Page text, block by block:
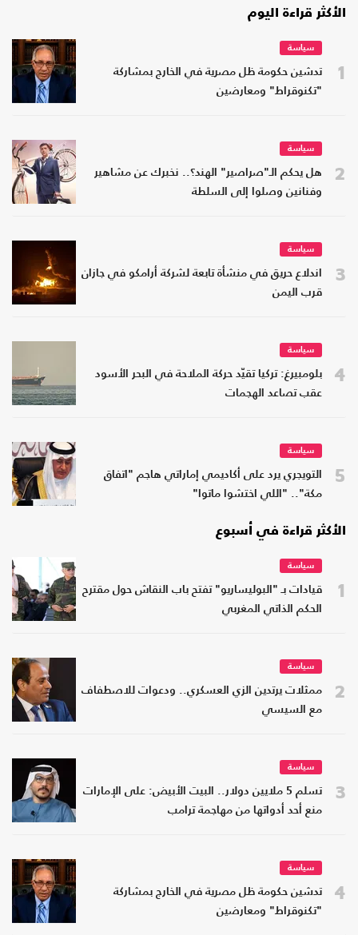
الأكثر قراءة اليوم
1
سياسة
تدشين حكومة ظل مصرية في الخارج بمشاركة
"تكنوقراط" ومعارضين
2
سياسة
هل يحكم الـ"صراصير" الهند؟.. نخبرك عن مشاهير
وفنانين وصلوا إلى السلطة
3
سياسة
اندلاع حريق في منشأة تابعة لشركة أرامكو في جازان
قرب اليمن
4
سياسة
بلومبيرغ: تركيا تقيّد حركة الملاحة في البحر الأسود
عقب تصاعد الهجمات
5
سياسة
التويجري يرد على أكاديمي إماراتي هاجم "اتفاق
مكة".. "اللي اختشوا ماتوا"
الأكثر قراءة في أسبوع
1
سياسة
قيادات بـ "البوليساريو" تفتح باب النقاش حول مقترح
الحكم الذاتي المغربي
2
سياسة
ممثلات يرتدين الزي العسكري.. ودعوات للاصطفاف
مع السيسي
3
سياسة
تسلم 5 ملايين دولار.. البيت الأبيض: على الإمارات
منع أحد أدواتها من مهاجمة ترامب
4
سياسة
تدشين حكومة ظل مصرية في الخارج بمشاركة
"تكنوقراط" ومعارضين